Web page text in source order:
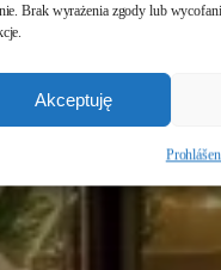
Brak wyrażenia zgody lub
Akceptuję